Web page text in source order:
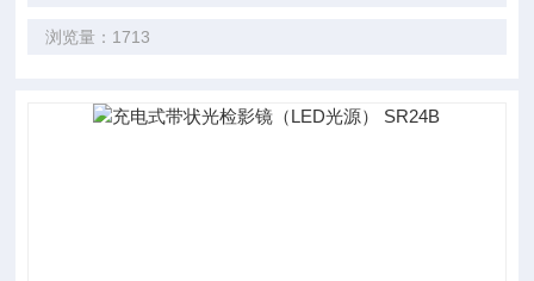
浏览量：1713